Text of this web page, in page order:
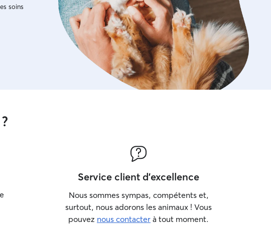
soins
Service client d'excellence
Nous sommes sympas, compétents et,
surtout, nous adorons les animaux ! Vous
pouvez nous contacter à tout moment.